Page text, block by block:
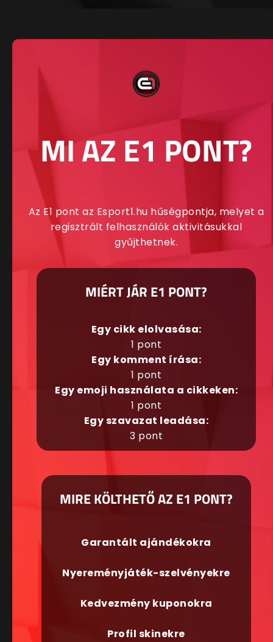
MI AZ E1 PONT?
Az E1 pont az Esport1.hu hűségpontja, melyet a
regisztrált felhasználók aktivitásukkal
gyűjthetnek.
MIÉRT JÁR E1 PONT?
Egy cikk elolvasása:
1 pont
Egy komment írása:
1 pont
Egy emoji használata a cikkeken:
1 pont
Egy szavazat leadása:
3 pont
MIRE KÖLTHETŐ AZ E1 PONT?
Garantált ajándékokra
Nyereményjáték-szelvényekre
Kedvezmény kuponokra
Profil skinekre